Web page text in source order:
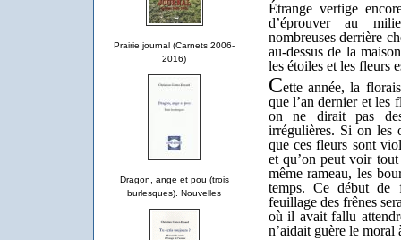
Prairie journal (Carnets 2006-
2016)
Dragon, ange et pou (trois
burlesques). Nouvelles
Étrange vertige
d’éprouver au
nombreuses derrière
au-dessus de la
les étoiles et les
Cette année, la
que l’an dernier et les
on ne dirait pas
irrégulières. Si on les
que ces fleurs sont
et qu’on peut voir
même rameau, les
temps. Ce début de
feuillage des frênes
où il avait fallu
n’aidait guère le moral